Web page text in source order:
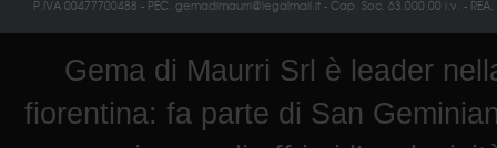
P.IVA 00477700488 - PEC. gemadimaurri@legalmail.it - Cap. Soc. 63.000,00 i.v. -
Gema di Maurri Srl è leader
fiorentina: fa parte di San